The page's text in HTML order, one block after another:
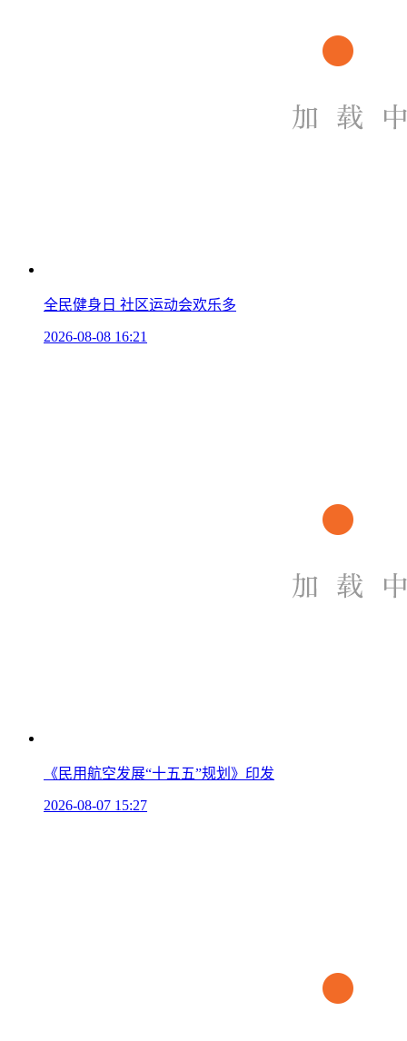
全民健身日 社区运动会欢乐多
2026-08-08 16:21
《民用航空发展“十五五”规划》印发
2026-08-07 15:27